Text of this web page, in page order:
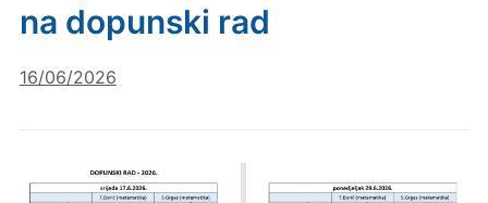
na dopunski rad
16/06/2026